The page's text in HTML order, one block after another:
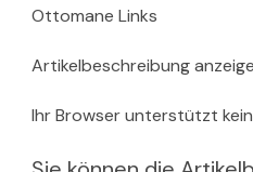
Ottomane Links
Artikelbeschreibung
Ihr Browser unterstützt